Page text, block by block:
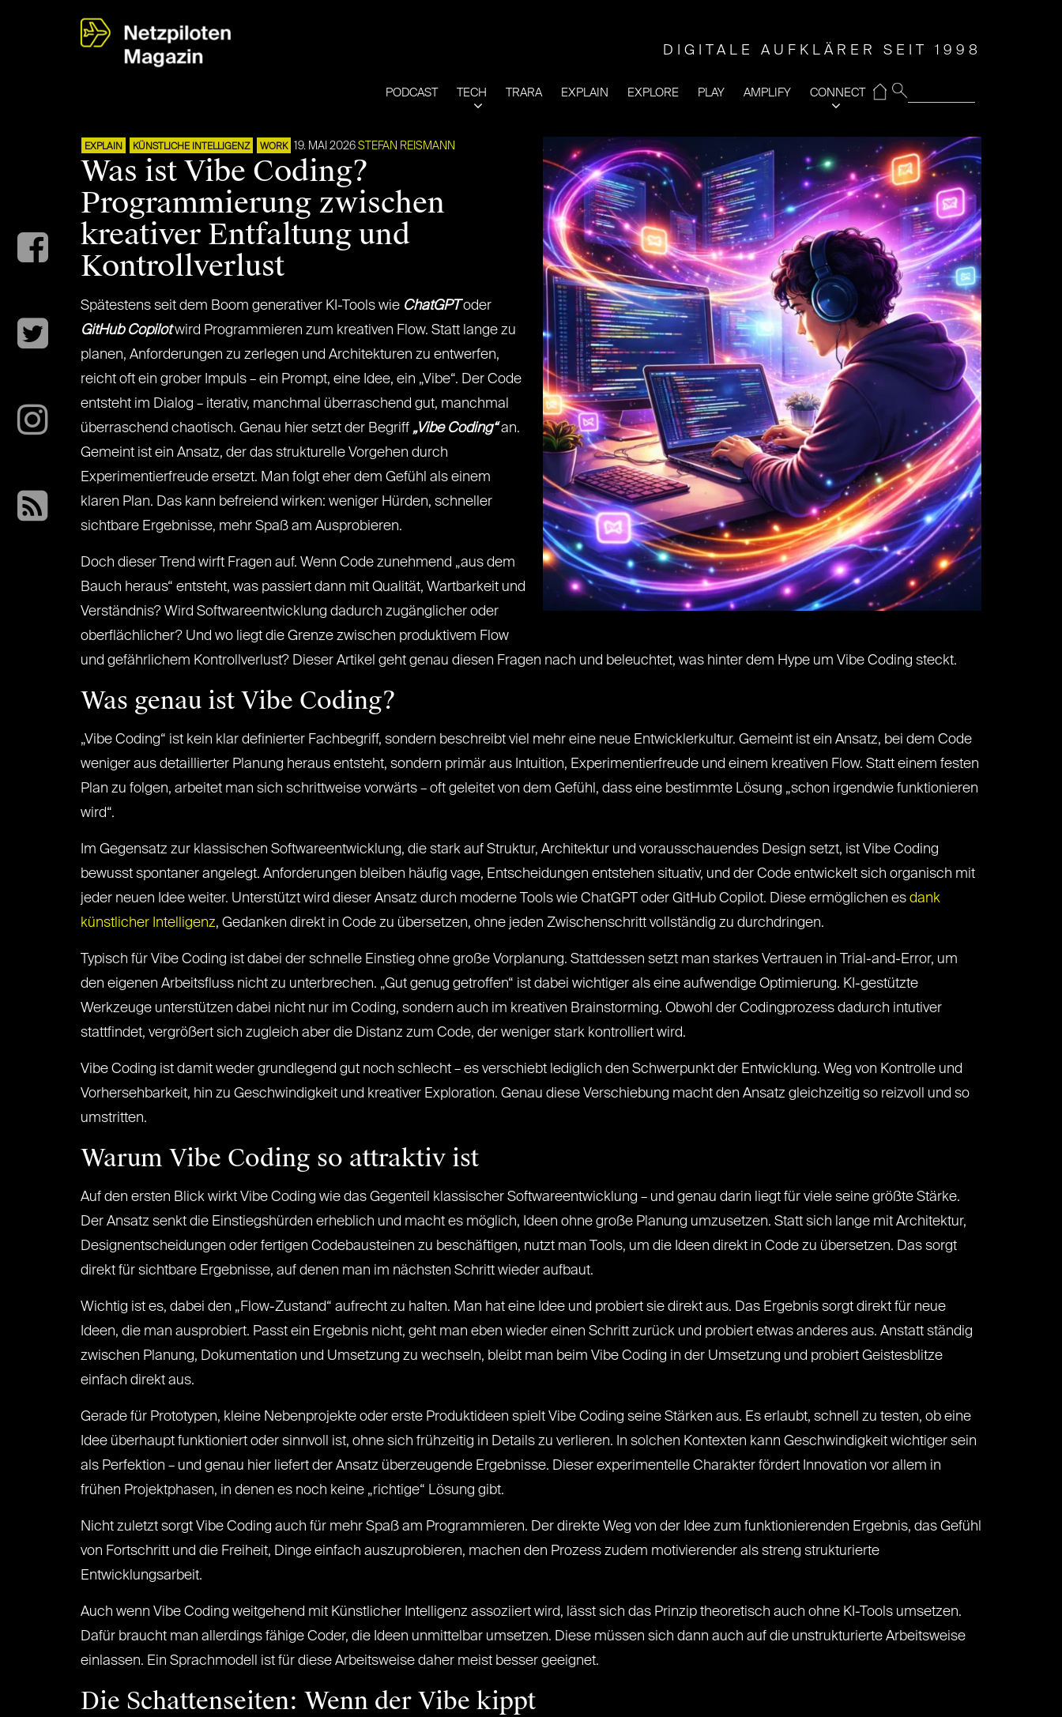
DIGITALE AUFKLÄRER SEIT 1998
PODCAST TECH TRARA EXPLAIN EXPLORE PLAY AMPLIFY CONNECT
⌂
EXPLAIN KÜNSTLICHE INTELLIGENZ WORK 19. MAI 2026 STEFAN REISMANN
Was ist Vibe Coding?
Programmierung zwischen
kreativer Entfaltung und
Kontrollverlust
Spätestens seit dem Boom generativer KI-Tools wie ChatGPT oder
GitHub Copilotwird Programmieren zum kreativen Flow. Statt lange zu
planen, Anforderungen zu zerlegen und Architekturen zu entwerfen,
reicht oft ein grober Impuls – ein Prompt, eine Idee, ein „Vibe“. Der Code
entsteht im Dialog – iterativ, manchmal überraschend gut, manchmal
überraschend chaotisch. Genau hier setzt der Begriff „Vibe Coding“an.
Gemeint ist ein Ansatz, der das strukturelle Vorgehen durch
Experimentierfreude ersetzt. Man folgt eher dem Gefühl als einem
klaren Plan. Das kann befreiend wirken: weniger Hürden, schneller
sichtbare Ergebnisse, mehr Spaß am Ausprobieren.
Doch dieser Trend wirft Fragen auf. Wenn Code zunehmend „aus dem
Bauch heraus“ entsteht, was passiert dann mit Qualität, Wartbarkeit und
Verständnis? Wird Softwareentwicklung dadurch zugänglicher oder
oberflächlicher? Und wo liegt die Grenze zwischen produktivem Flow
und gefährlichem Kontrollverlust? Dieser Artikel geht genau diesen Fragen nach und beleuchtet, was hinter dem Hype um Vibe Coding steckt.
Was genau ist Vibe Coding?
„Vibe Coding“ ist kein klar definierter Fachbegriff, sondern beschreibt viel mehr eine neue Entwicklerkultur. Gemeint ist ein Ansatz, bei dem Code
weniger aus detaillierter Planung heraus entsteht, sondern primär aus Intuition, Experimentierfreude und einem kreativen Flow. Statt einem festen
Plan zu folgen, arbeitet man sich schrittweise vorwärts – oft geleitet von dem Gefühl, dass eine bestimmte Lösung „schon irgendwie funktionieren
wird“.
Im Gegensatz zur klassischen Softwareentwicklung, die stark auf Struktur, Architektur und vorausschauendes Design setzt, ist Vibe Coding
bewusst spontaner angelegt. Anforderungen bleiben häufig vage, Entscheidungen entstehen situativ, und der Code entwickelt sich organisch mit
jeder neuen Idee weiter. Unterstützt wird dieser Ansatz durch moderne Tools wie ChatGPT oder GitHub Copilot. Diese ermöglichen es dank
künstlicher Intelligenz, Gedanken direkt in Code zu übersetzen, ohne jeden Zwischenschritt vollständig zu durchdringen.
Typisch für Vibe Coding ist dabei der schnelle Einstieg ohne große Vorplanung. Stattdessen setzt man starkes Vertrauen in Trial-and-Error, um
den eigenen Arbeitsfluss nicht zu unterbrechen. „Gut genug getroffen“ ist dabei wichtiger als eine aufwendige Optimierung. KI-gestützte
Werkzeuge unterstützen dabei nicht nur im Coding, sondern auch im kreativen Brainstorming. Obwohl der Codingprozess dadurch intutiver
stattfindet, vergrößert sich zugleich aber die Distanz zum Code, der weniger stark kontrolliert wird.
Vibe Coding ist damit weder grundlegend gut noch schlecht – es verschiebt lediglich den Schwerpunkt der Entwicklung. Weg von Kontrolle und
Vorhersehbarkeit, hin zu Geschwindigkeit und kreativer Exploration. Genau diese Verschiebung macht den Ansatz gleichzeitig so reizvoll und so
umstritten.
Warum Vibe Coding so attraktiv ist
Auf den ersten Blick wirkt Vibe Coding wie das Gegenteil klassischer Softwareentwicklung – und genau darin liegt für viele seine größte Stärke.
Der Ansatz senkt die Einstiegshürden erheblich und macht es möglich, Ideen ohne große Planung umzusetzen. Statt sich lange mit Architektur,
Designentscheidungen oder fertigen Codebausteinen zu beschäftigen, nutzt man Tools, um die Ideen direkt in Code zu übersetzen. Das sorgt
direkt für sichtbare Ergebnisse, auf denen man im nächsten Schritt wieder aufbaut.
Wichtig ist es, dabei den „Flow-Zustand“ aufrecht zu halten. Man hat eine Idee und probiert sie direkt aus. Das Ergebnis sorgt direkt für neue
Ideen, die man ausprobiert. Passt ein Ergebnis nicht, geht man eben wieder einen Schritt zurück und probiert etwas anderes aus. Anstatt ständig
zwischen Planung, Dokumentation und Umsetzung zu wechseln, bleibt man beim Vibe Coding in der Umsetzung und probiert Geistesblitze
einfach direkt aus.
Gerade für Prototypen, kleine Nebenprojekte oder erste Produktideen spielt Vibe Coding seine Stärken aus. Es erlaubt, schnell zu testen, ob eine
Idee überhaupt funktioniert oder sinnvoll ist, ohne sich frühzeitig in Details zu verlieren. In solchen Kontexten kann Geschwindigkeit wichtiger sein
als Perfektion – und genau hier liefert der Ansatz überzeugende Ergebnisse. Dieser experimentelle Charakter fördert Innovation vor allem in
frühen Projektphasen, in denen es noch keine „richtige“ Lösung gibt.
Nicht zuletzt sorgt Vibe Coding auch für mehr Spaß am Programmieren. Der direkte Weg von der Idee zum funktionierenden Ergebnis, das Gefühl
von Fortschritt und die Freiheit, Dinge einfach auszuprobieren, machen den Prozess zudem motivierender als streng strukturierte
Entwicklungsarbeit.
Auch wenn Vibe Coding weitgehend mit Künstlicher Intelligenz assoziiert wird, lässt sich das Prinzip theoretisch auch ohne KI-Tools umsetzen.
Dafür braucht man allerdings fähige Coder, die Ideen unmittelbar umsetzen. Diese müssen sich dann auch auf die unstrukturierte Arbeitsweise
einlassen. Ein Sprachmodell ist für diese Arbeitsweise daher meist besser geeignet.
Die Schattenseiten: Wenn der Vibe kippt